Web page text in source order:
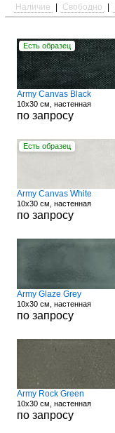
Наличие Свободно
Есть образец
Army Canvas Black
10x30 см, настенная
по запросу
Есть образец
Army Canvas White
10x30 см, настенная
по запросу
Army Glaze Grey
10x30 см, настенная
по запросу
Army Rock Green
10x30 см, настенная
по запросу